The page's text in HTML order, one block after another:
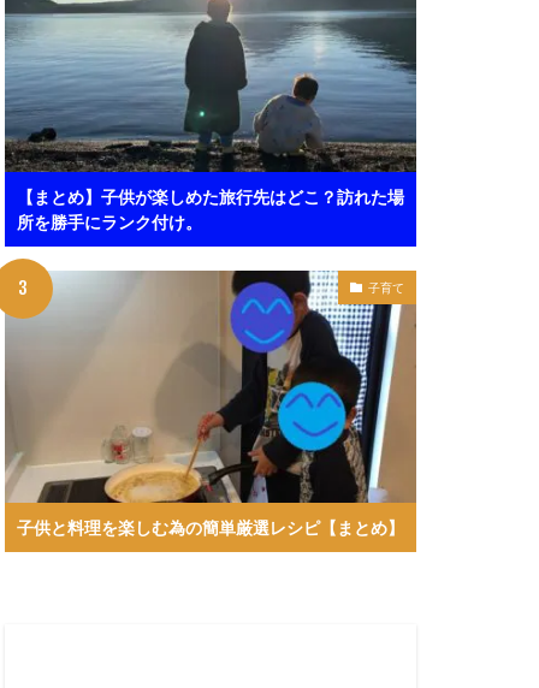
【まとめ】子供が楽しめた旅行先はどこ？訪れた場
所を勝手にランク付け。
子育て
子供と料理を楽しむ為の簡単厳選レシピ【まとめ】